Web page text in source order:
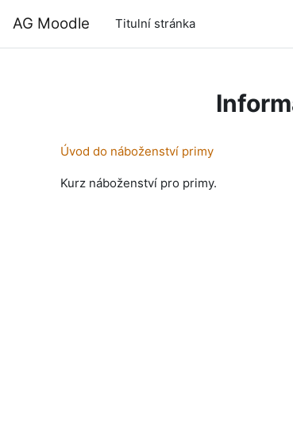
AG Moodle Titulní stránka
Úvod do náboženství primy
Kurz náboženství pro primy.